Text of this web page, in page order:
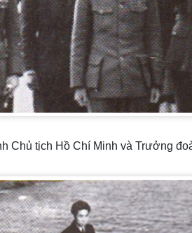
Chủ tịch Hồ Chí Minh và Trưởng